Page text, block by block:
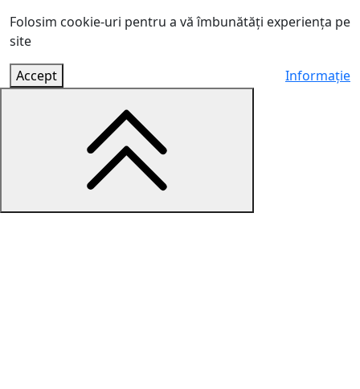
Folosim cookie-uri pentru a vă îmbunătăți experiența pe
site
Accept
Informație